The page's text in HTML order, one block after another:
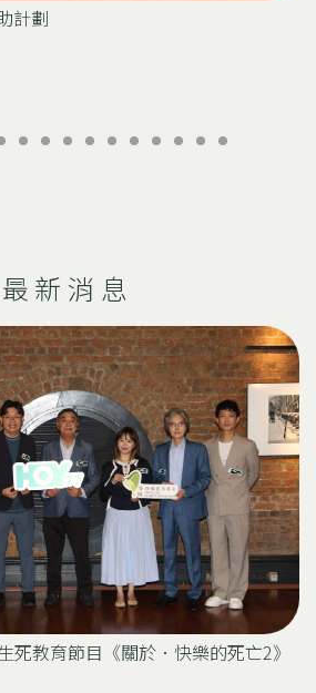
計劃
最新消息
死教育節目《關於．快樂的死亡2》